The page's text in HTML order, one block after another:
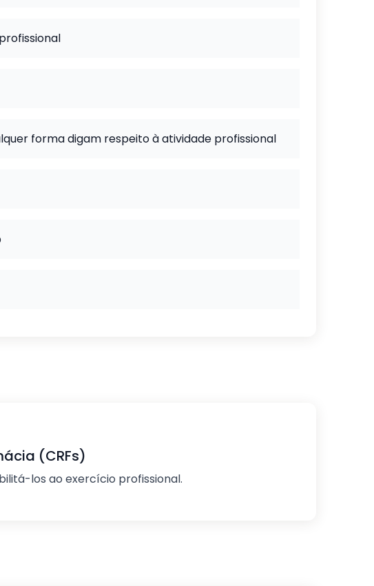
forma digam respeito à atividade profissional
(CRFs)
los ao exercício profissional.